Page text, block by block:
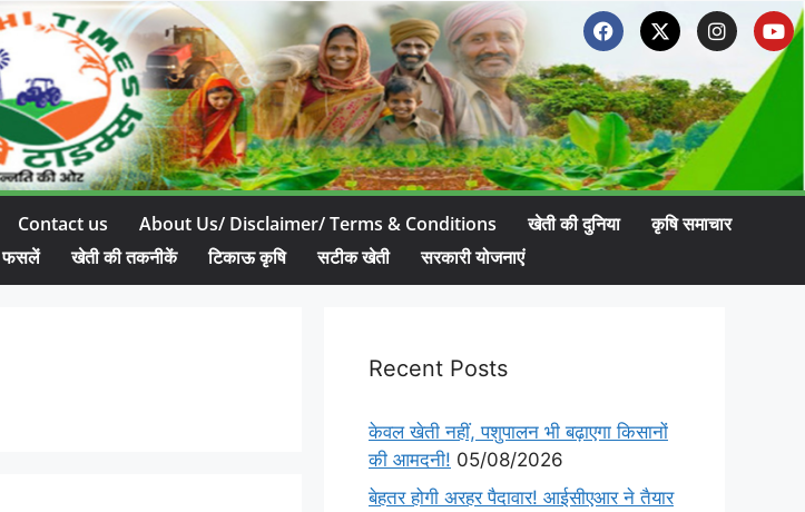
Contact us About Us/ Disclaimer/ Terms & Conditions खेती की दुनिया
कृषि समाचार
फसलें खेती की तकनीकें टिकाऊ कृषि सटीक खेती सरकारी योजनाएं
Recent Posts
केवल खेती नहीं, पशुपालन भी बढ़ाएगा किसानों
की आमदनी! 05/08/2026
बेहतर होगी अरहर पैदावार! आईसीएआर ने तैयार